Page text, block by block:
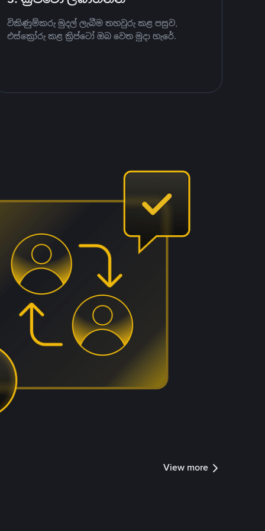
විකිණුම්කරු මුදල් ලැබීම තහවුරු කළ පසුව,
එස්ක්‍රෝරු කළ ක්‍රිප්ටෝ ඔබ වෙත මුදා හැරේ.
View more